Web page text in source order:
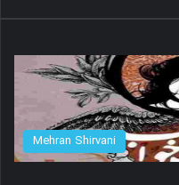
ی
Mehran Shirvani